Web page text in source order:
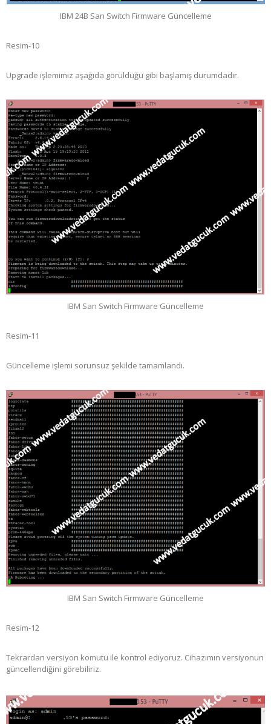
IBM 24B San Switch Firmware Güncelleme
Resim-10
Upgrade işlemimiz aşağıda görüldüğü gibi başlamış durumdadır.
IBM San Switch Firmware Güncelleme
Resim-11
Güncelleme işlemi sorunsuz şekilde tamamlandı.
IBM San Switch Firmware Güncelleme
Resim-12
Tekrardan versiyon komutu ile kontrol ediyoruz. Cihazımın versiyonun
güncellendiğini görebiliriz.